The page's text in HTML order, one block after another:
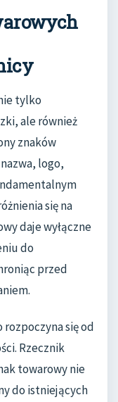
tylko
ale również
znaków
logo,
się na
daje wyłączne
do
przed
się od
Rzecznik
towarowy nie
do istniejących